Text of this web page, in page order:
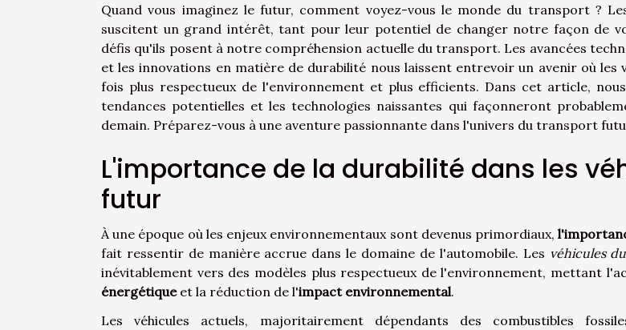
Quand vous imaginez le futur, comment voyez-vous le monde du transport ?
suscitent un grand intérêt, tant pour leur potentiel de changer notre façon de
défis qu'ils posent à notre compréhension actuelle du transport. Les avancées
et les innovations en matière de durabilité nous laissent entrevoir un avenir où les
fois plus respectueux de l'environnement et plus efficients. Dans cet article,
tendances potentielles et les technologies naissantes qui façonneront
demain. Préparez-vous à une aventure passionnante dans l'univers du transport
L'importance de la durabilité dans les
futur
À une époque où les enjeux environnementaux sont devenus primordiaux,
fait ressentir de manière accrue dans le domaine de l'automobile. Les véhicules
inévitablement vers des modèles plus respectueux de l'environnement, mettant
énergétiqueet la réduction de l'impact environnemental.
Les véhicules actuels, majoritairement dépendants des combustibles